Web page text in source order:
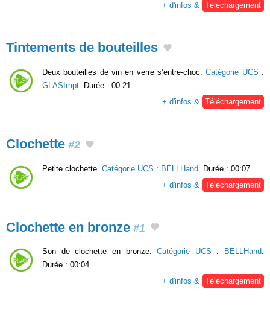
+ d'infos & Téléchargement
Tintements de bouteilles
Deux bouteilles de vin en verre s’entre-choc.Catégorie UCS :
GLASImpt . Durée : 00:21.
+ d'infos &
Téléchargement
Clochette #2
Petite clochette. Catégorie UCS : BELLHand . Durée : 00:07.
+ d'infos &
Téléchargement
Clochette en bronze #1
Son de clochette en bronze.Catégorie UCS : BELLHand.
Durée : 00:04.
+ d'infos & Téléchargement